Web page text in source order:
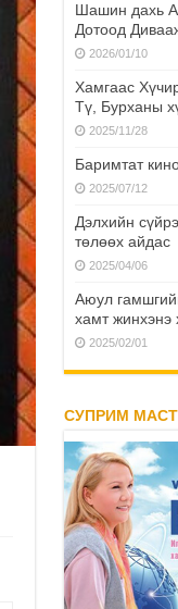
Шашин дахь
Дотоод
2026/01/10
Хамгаас
Тү, Бурханы
2025/11/28
Баримтат
2025/07/12
Дэлхийн
төлөөх айдас
2025/04/06
Аюул
хамт жинхэнэ
2025/02/01
СУПРИМ